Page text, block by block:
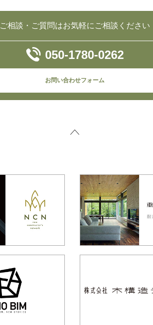
ご相談・ご質問はお気軽にご相談ください
050-1780-0262
お問い合わせフォーム